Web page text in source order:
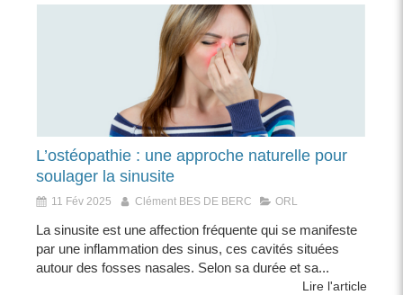
L’ostéopathie : une approche naturelle pour
soulager la sinusite
11 Fév 2025 Clément BES DE BERC ORL
La sinusite est une affection fréquente qui se manifeste
par une inflammation des sinus, ces cavités situées
autour des fosses nasales. Selon sa durée et sa...
Lire l'article